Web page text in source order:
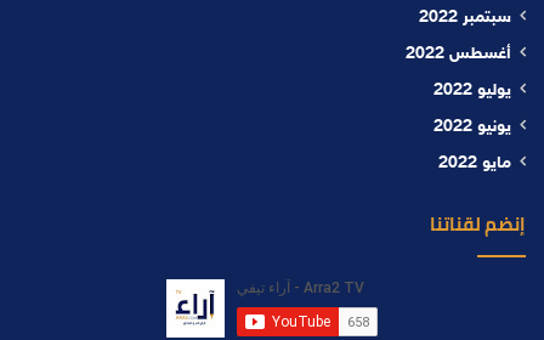
سبتمبر 2022
أغسطس 2022
يوليو 2022
يونيو 2022
مايو 2022
إنضم لقناتنا